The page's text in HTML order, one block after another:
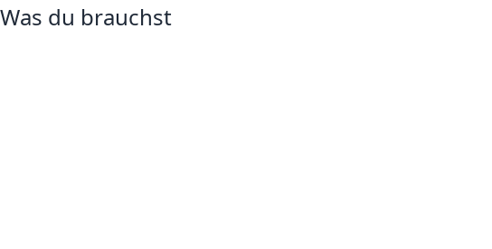
Was du brauchst